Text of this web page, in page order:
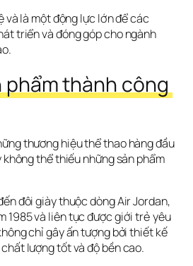
và là một động lực lớn để các
triển và đóng góp cho ngành
phẩm thành công
thương hiệu thể thao hàng đầu
thể thiếu những sản phẩm
đôi giày thuộc dòng Air Jordan,
1985 và liên tục được giới trẻ yêu
chỉ gây ấn tượng bởi thiết kế
lượng tốt và độ bền cao.